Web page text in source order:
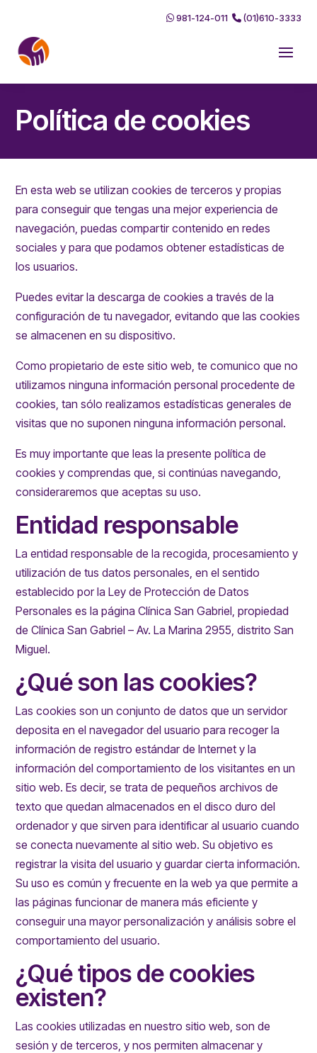
981-124-011 (01)610-3333
Política de cookies
En esta web se utilizan cookies de terceros y propias
para conseguir que tengas una mejor experiencia de
navegación, puedas compartir contenido en redes
sociales y para que podamos obtener estadísticas de
los usuarios.
Puedes evitar la descarga de cookies a través de la
configuración de tu navegador, evitando que las cookies
se almacenen en su dispositivo.
Como propietario de este sitio web, te comunico que no
utilizamos ninguna información personal procedente de
cookies, tan sólo realizamos estadísticas generales de
visitas que no suponen ninguna información personal.
Es muy importante que leas la presente política de
cookies y comprendas que, si continúas navegando,
consideraremos que aceptas su uso.
Entidad responsable
La entidad responsable de la recogida, procesamiento y
utilización de tus datos personales, en el sentido
establecido por la Ley de Protección de Datos
Personales es la página Clínica San Gabriel, propiedad
de Clínica San Gabriel –Av. La Marina 2955, distrito San
Miguel.
¿Qué son las cookies?
Las cookies son un conjunto de datos que un servidor
deposita en el navegador del usuario para recoger la
información de registro estándar de Internet y la
información del comportamiento de los visitantes en un
sitio web. Es decir, se trata de pequeños archivos de
texto que quedan almacenados en el disco duro del
ordenador y que sirven para identificar al usuario cuando
se conecta nuevamente al sitio web. Su objetivo es
registrar la visita del usuario y guardar cierta información.
Su uso es común y frecuente en la web ya que permite a
las páginas funcionar de manera más eficiente y
conseguir una mayor personalización y análisis sobre el
comportamiento del usuario.
¿Qué tipos de cookies
existen?
Las cookies utilizadas en nuestro sitio web, son de
sesión y de terceros, y nos permiten almacenar y